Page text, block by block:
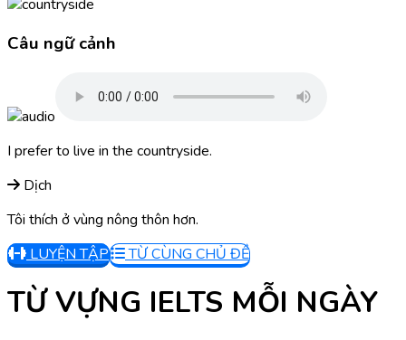
Câu ngữ cảnh
I prefer to live in the countryside.
Dịch
Tôi thích ở vùng nông thôn hơn.
LUYỆN TẬP
TỪ CÙNG CHỦ ĐỀ
TỪ VỰNG IELTS MỖI NGÀY